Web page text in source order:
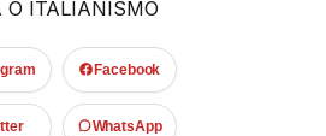
O ITALIANISMO
Facebook
WhatsApp